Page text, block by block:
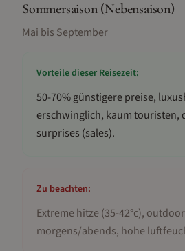
Sommersaison (Nebensaison)
Mai bis September
Vorteile dieser Reisezeit:
50-70% günstigere preise,
erschwinglich, kaum touristen,
surprises (sales).
Zu beachten:
Extreme hitze (35-42°c),
morgens/abends, hohe